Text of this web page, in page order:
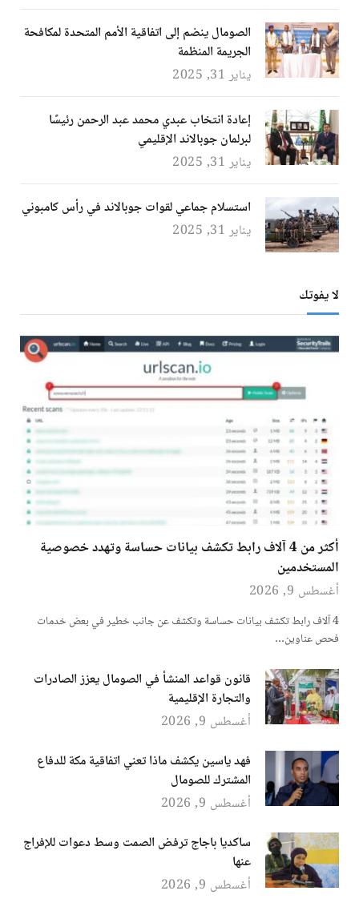
الصومال ينضم إلى اتفاقية الأمم المتحدة لمكافحة
الجريمة المنظمة
يناير 31, 2025
إعادة انتخاب عبدي محمد عبد الرحمن رئيسًا
لبرلمان جوبالاند الإقليمي
يناير 31, 2025
استسلام جماعي لقوات جوبالاند في رأس كامبوني
يناير 31, 2025
لا يفوتك
أكثر من 4 آلاف رابط تكشف بيانات حساسة وتهدد خصوصية
المستخدمين
أغسطس 9, 2026
4 آلاف رابط تكشف بيانات حساسة وتكشف عن جانب خطير في بعض خدمات
فحص عناوين…
قانون قواعد المنشأ في الصومال يعزز الصادرات
والتجارة الإقليمية
أغسطس 9, 2026
فهد ياسين يكشف ماذا تعني اتفاقية مكة للدفاع
المشترك للصومال
أغسطس 9, 2026
ساكديا باجاج ترفض الصمت وسط دعوات للإفراج
عنها
أغسطس 9, 2026